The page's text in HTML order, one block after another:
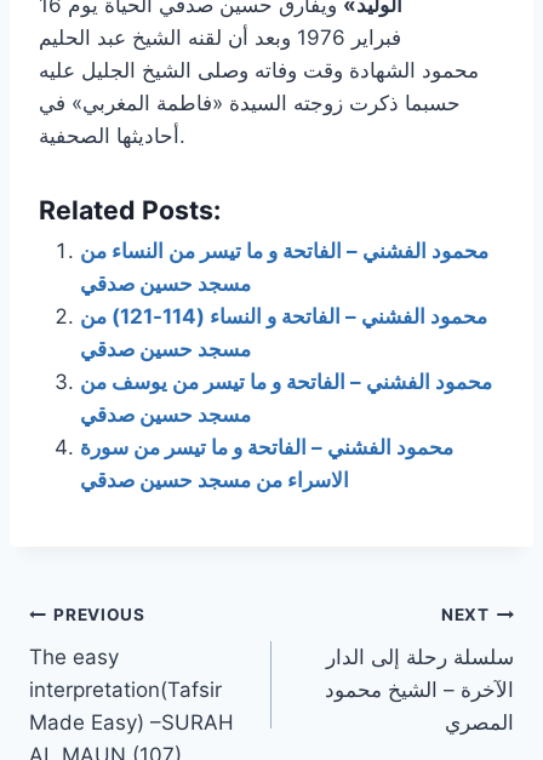
فبراير 1976 وبعد أن لقنه الشيخ عبد الحليم
محمود الشهادة وقت وفاته وصلى الشيخ الجليل عليه
حسبما ذكرت زوجته السيدة «فاطمة المغربي» في
أحاديثها الصحفية.
Related Posts:
محمود الفشني – الفاتحة و ما تيسر من النساء من
مسجد حسين صدقي
محمود الفشني – الفاتحة و النساء (114-121) من
مسجد حسين صدقي
محمود الفشني – الفاتحة و ما تيسر من يوسف من
مسجد حسين صدقي
محمود الفشني – الفاتحة و ما تيسر من سورة
الاسراء من مسجد حسين صدقي
Post
navigation
PREVIOUS
The easy
interpretation(Tafsir
Made Easy) –SURAH
AL MAUN (107)
NEXT
سلسلة رحلة إلى الدار
الآخرة – الشيخ محمود
المصري